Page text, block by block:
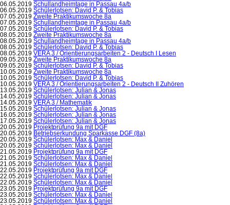
06.05.2019 Schullandheimtage in Passau 4a/b
06.05.2019 Schülerlotsen: David P. & Tobias
07.05.2019 Zweite Praktikumswoche 8a
07.05.2019 Schullandheimtage in Passau 4a/b
07.05.2019 Schülerlotsen: David P. & Tobias
08.05.2019 Zweite Praktikumswoche 8a
08.05.2019 Schullandheimtage in Passau 4a/b
08.05.2019 Schülerlotsen: David P. & Tobias
08.05.2019 VERA 3 / Orientierungsarbeiten 2 - Deutsch I Lesen
09.05.2019 Zweite Praktikumswoche 8a
09.05.2019 Schülerlotsen: David P. & Tobias
10.05.2019 Zweite Praktikumswoche 8a
10.05.2019 Schülerlotsen: David P. & Tobias
10.05.2019 VERA 3 / Orientierungsarbeiten 2 - Deutsch II Zuhören
13.05.2019 Schülerlotsen: Julian & Jonas
14.05.2019 Schülerlotsen: Julian & Jonas
14.05.2019 VERA 3 / Mathematik
15.05.2019 Schülerlotsen: Julian & Jonas
16.05.2019 Schülerlotsen: Julian & Jonas
17.05.2019 Schülerlotsen: Julian & Jonas
20.05.2019 Projektprüfung 9a mit DGF
20.05.2019 Betriebserkundung Sparkasse DGF (8a)
20.05.2019 Schülerlotsen: Max & Daniel
20.05.2019 Schülerlotsen: Max & Daniel
21.05.2019 Projektprüfung 9a mit DGF
21.05.2019 Schülerlotsen: Max & Daniel
21.05.2019 Schülerlotsen: Max & Daniel
22.05.2019 Projektprüfung 9a mit DGF
22.05.2019 Schülerlotsen: Max & Daniel
22.05.2019 Schülerlotsen: Max & Daniel
23.05.2019 Projektprüfung 9a mit DGF
23.05.2019 Schülerlotsen: Max & Daniel
23.05.2019 Schülerlotsen: Max & Daniel